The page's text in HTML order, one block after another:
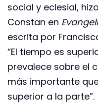
social y eclesial,
Constan en
escrita por
“El tiempo es
prevalece sobre el
más importante
superior a la parte”.